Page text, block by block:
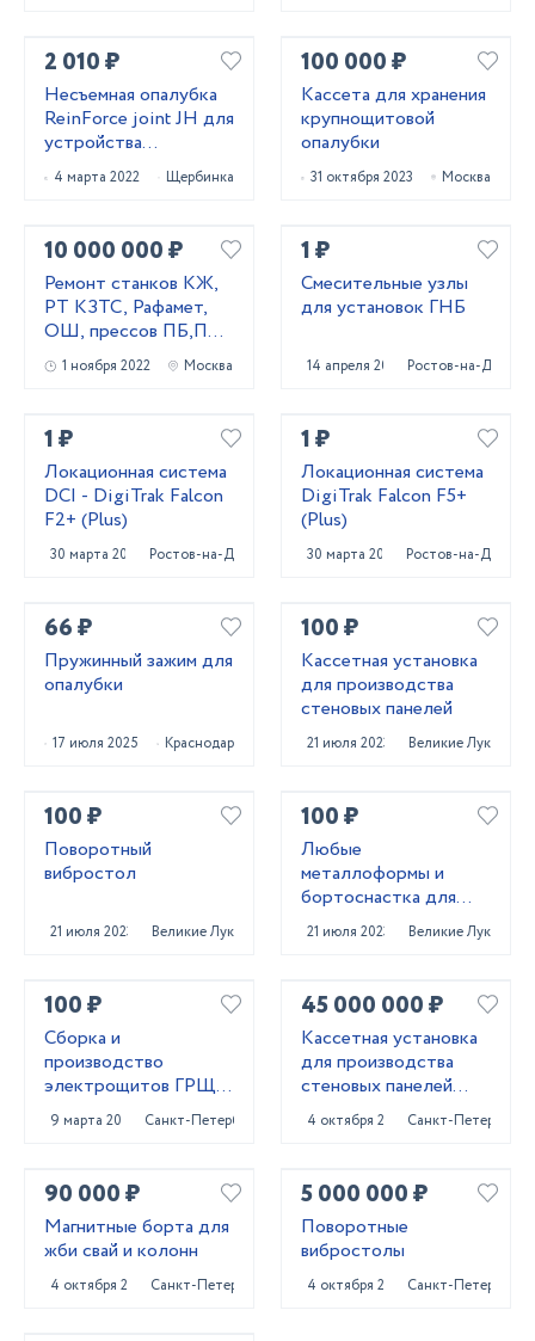
2 010 ₽
Несъемная опалубка
ReinForce joint JH для
устройства
промышленных
бетонных полов
4 марта 2022 Щербинка
100 000 ₽
Кассета для хранения
крупнощитовой
опалубки
31 октября 2023 Москва
10 000 000 ₽
Ремонт станков КЖ,
РТ КЗТС, Рафамет,
ОШ, прессов ПБ,ПА,
ПО, домкратов
1 ноября 2022 Москва
1 ₽
Смесительные узлы
для установок ГНБ
14 апреля 2022 Ростов-на-Дону
1 ₽
Локационная система
DCI - DigiTrak Falcon
F2+ (Plus)
30 марта 2023 Ростов-на-Дону
1 ₽
Локационная система
DigiTrak Falcon F5+
(Plus)
30 марта 2023 Ростов-на-Дону
66 ₽
Пружинный зажим для
опалубки
17 июля 2025 Краснодар
100 ₽
Кассетная установка
для производства
стеновых панелей
21 июля 2023 Великие Луки
100 ₽
Поворотный
вибростол
21 июля 2023 Великие Луки
100 ₽
Любые
металлоформы и
бортоснастка для
ваших ЖБИ от «М-
Конструктор»
21 июля 2023 Великие Луки
100 ₽
Сборка и
производство
электрощитов ГРЩ,
АВР, ВРУ, ЩО,ЩЭ,
ЩУ...
9 марта 2023 Санкт-Петербург
45 000 000 ₽
Кассетная установка
для производства
стеновых панелей
ЖБИ
4 октября 2024Санкт-Петербург
90 000 ₽
Магнитные борта для
жби свай и колонн
4 октября 2024Санкт-Петербург
5 000 000 ₽
Поворотные
вибростолы
4 октября 2024Санкт-Петербург